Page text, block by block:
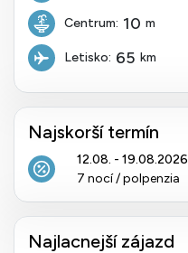
Centrum: 10 m
Letisko: 65 km
Najskorší termín
12.08. - 19.08.2026
7 nocí / polpenzia
Najlacnejší zájazd